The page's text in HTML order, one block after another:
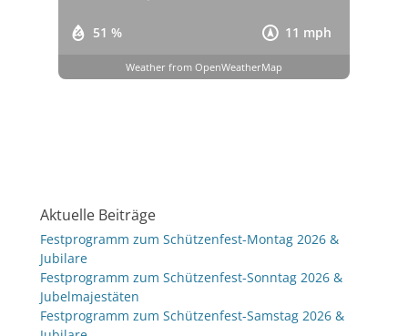
51 % 11 mph
Weather from OpenWeatherMap
Aktuelle Beiträge
Festprogramm zum Schützenfest-Montag 2026 &
Jubilare
Festprogramm zum Schützenfest-Sonntag 2026 &
Jubelmajestäten
Festprogramm zum Schützenfest-Samstag 2026 &